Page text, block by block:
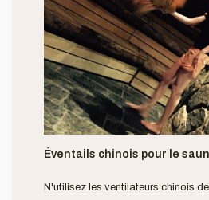
Éventails chinois pour le
N'utilisez les ventilateurs chinois